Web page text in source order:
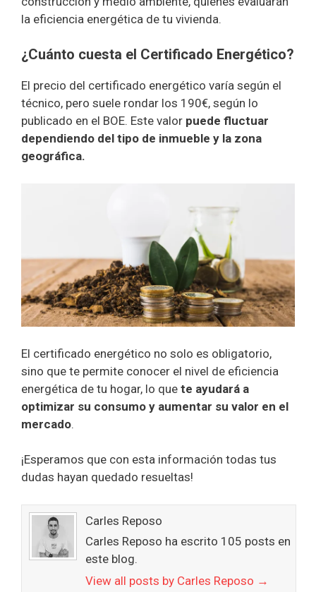
la eficiencia energética de tu vivienda.
¿Cuánto cuesta el Certificado Energético?
El precio del certificado energético varía según el
técnico, pero suele rondar los 190€, según lo
publicado en el BOE. Este valor puede fluctuar
dependiendo del tipo de inmueble y la zona
geográfica.
El certificado energético no solo es obligatorio,
sino que te permite conocer el nivel de eficiencia
energética de tu hogar, lo que te ayudará a
optimizar su consumo y aumentar su valor en el
mercado.
¡Esperamos que con esta información todas tus
dudas hayan quedado resueltas!
Carles Reposo
Carles Reposo ha escrito 105 posts en
este blog.
View all posts by Carles Reposo →